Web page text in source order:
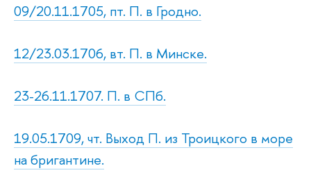
09/20.11.1705, пт. П. в Гродно.
12/23.03.1706, вт. П. в Минске.
23-26.11.1707. П. в СПб.
19.05.1709, чт. Выход П. из Троицкого в море
на бригантине.